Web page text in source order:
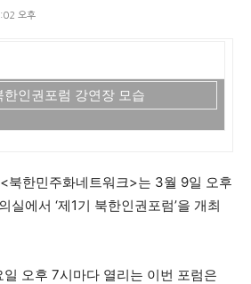
오후
인권포럼 강연장 모습
북한민주화네트워크>는 3월 9일 오후
에서 ‘제1기 북한인권포럼’을 개최
오후 7시마다 열리는 이번 포럼은